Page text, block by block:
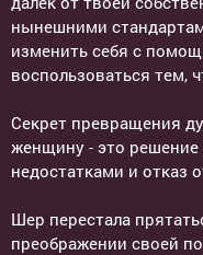
нынешними
изменить себя с
воспользоваться тем,
Секрет превращения
женщину - это
недостатками и отказ
Шер перестала
преображении своей